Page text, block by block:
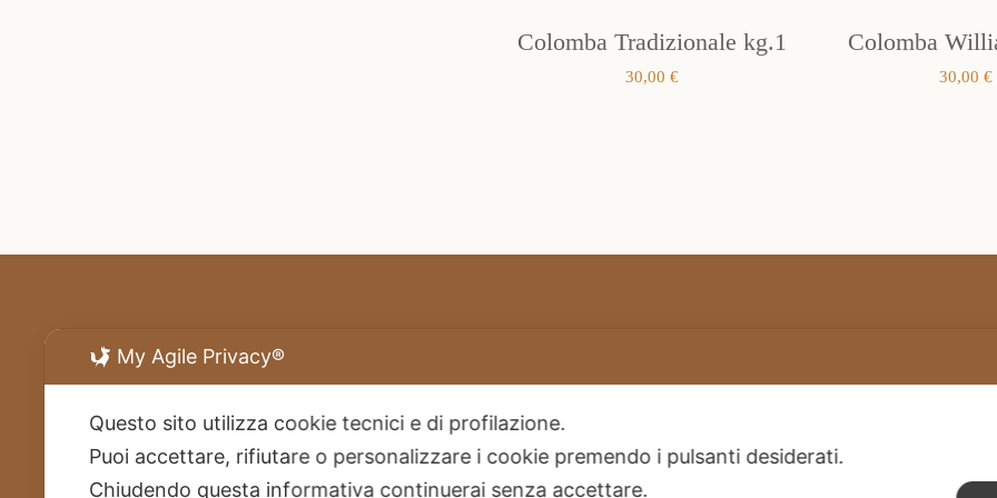
Colomba Tradizionale kg.1
30,00€
Colomba
30,00€
Privacy Policy
My Agile Privacy®
Questo sito utilizza cookie tecnici e di profilazione.
Puoi accettare, rifiutare o personalizzare i cookie premendo i pulsanti desiderati.
Chiudendo questa informativa continuerai senza accettare.